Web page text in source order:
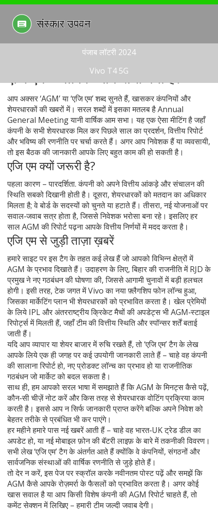
पंजाब लॉटरी 2024
Vivo T4 5G
एजि एम – वार्षिक आम सभा क्या है?
आप अक्सर ‘AGM’ या ‘एजि एम’ शब्द सुनते हैं, खासकर कंपनियों और
शेयरधारकों की खबरों में। सरल शब्दों में इसका मतलब है Annual
General Meeting यानी वार्षिक आम सभा। यह एक ऐसा मीटिंग है जहाँ
कंपनी के सभी शेयरधारक मिल कर पिछले साल का प्रदर्शन, वित्तीय रिपोर्ट
और भविष्य की रणनीति पर चर्चा करते हैं। अगर आप निवेशक हैं या व्यवसायी,
तो इस बैठक की जानकारी आपके लिए बहुत काम की हो सकती है।
एजि एम क्यों जरूरी है?
पहला कारण – पारदर्शिता. कंपनी को अपने वित्तीय आंकड़े और संचालन की
स्थिति सबको दिखानी होती है। दूसरा, शेयरधारकों को मतदान का अधिकार
मिलता है; वे बोर्ड के सदस्यों को चुनते या हटाते हैं। तीसरा, नई योजनाओं पर
सवाल‑जवाब सत्र होता है, जिससे निवेशक भरोसा बना रहे। इसलिए हर
साल AGM की रिपोर्ट पढ़ना आपके वित्तीय निर्णयों में मदद करता है।
एजि एम से जुड़ी ताज़ा ख़बरें
हमारे साइट पर इस टैग के तहत कई लेख हैं जो आपको विभिन्न क्षेत्रों में
AGM के प्रभाव दिखाते हैं। उदाहरण के लिए, बिहार की राजनीति में RJD के
प्रमुख ने नए गठबंधन की घोषणा की, जिससे आगामी चुनावों में बड़ी हलचल
होगी। इसी तरह, टेक जगत में Vivo का नया फ़्लैगशिप फोन लॉन्च हुआ,
जिसका मार्केटिंग प्लान भी शेयरधारकों को प्रभावित करता है। खेल प्रेमियों
के लिये IPL और अंतरराष्ट्रीय क्रिकेट मैचों की अपडेट्स भी AGM‑स्टाइल
रिपोर्ट्स में मिलती हैं, जहाँ टीम की वित्तीय स्थिति और स्पॉन्सर शर्तें बताई
जाती हैं।
यदि आप व्यापार या शेयर बाजार में रुचि रखते हैं, तो ‘एजि एम’ टैग के लेख
आपके लिये एक ही जगह पर कई उपयोगी जानकारी लाते हैं – चाहे वह कंपनी
की सालाना रिपोर्ट हो, नए प्रोडक्ट लॉन्च का प्रभाव हो या राजनीतिक
गठबंधन जो मार्केट को बदल सकता है।
साथ ही, हम आपको सरल भाषा में समझाते हैं कि AGM के मिनट्स कैसे पढ़ें,
कौन‑सी चीज़ें नोट करें और किस तरह से शेयरधारक वोटिंग प्रक्रिया काम
करती है। इससे आप न सिर्फ जानकारी प्राप्त करेंगे बल्कि अपने निवेश को
बेहतर तरीके से प्रबंधित भी कर पाएंगे।
हर महीने हमारे पास नई खबरें आती हैं – चाहे वह भारत‑UK ट्रेड डील का
अपडेट हो, या नई मोबाइल फ़ोन की बॅटरी लाइफ़ के बारे में तकनीकी विवरण।
सभी लेख ‘एजि एम’ टैग के अंतर्गत आते हैं क्योंकि वे कंपनियों, संगठनों और
सार्वजनिक संस्थाओं की वार्षिक रणनीति से जुड़े होते हैं।
तो देर न करें, इस पेज पर स्क्रॉल करके नवीनतम पोस्ट पढ़ें और समझें कि
AGM कैसे आपके रोज़मर्रा के फैसलों को प्रभावित करता है। अगर कोई
खास सवाल है या आप किसी विशेष कंपनी की AGM रिपोर्ट चाहते हैं, तो
कमेंट सेक्शन में लिखिए – हमारी टीम जल्दी जवाब देगी।